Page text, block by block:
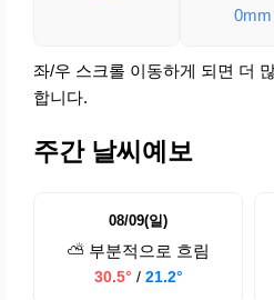
0mm
좌/우 스크롤 이동하게 되면 더
합니다.
주간 날씨예보
08/09(일)
⛅ 부분적으로 흐림
30.5° / 21.2°